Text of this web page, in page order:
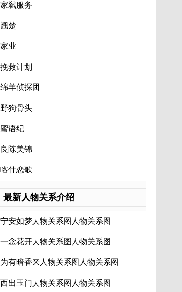
家弑服务
翘楚
家业
挽救计划
绵羊侦探团
野狗骨头
蜜语纪
良陈美锦
喀什恋歌
最新人物关系介绍
宁安如梦人物关系图人物关系图
一念花开人物关系图人物关系图
为有暗香来人物关系图人物关系图
西出玉门人物关系图人物关系图